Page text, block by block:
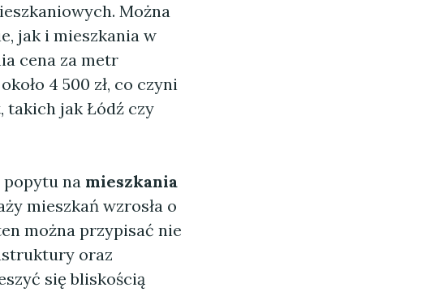
Można
jak i mieszkania w
cena za metr
4 500 zł, co czyni
takich jak Łódź czy
na mieszkania
mieszkań wzrosła o
można przypisać nie
oraz
się bliskością